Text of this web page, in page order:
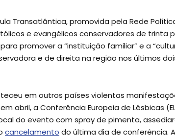
Transatlântica, promovida pela Rede
e evangélicos conservadores de trinta
promover a “instituição familiar” e a
e de direita na região nos últimos
em outros países violentas
abril, a Conferência Europeia de Lésbicas
do evento com spray de pimenta,
cancelamento do última dia de conferência.